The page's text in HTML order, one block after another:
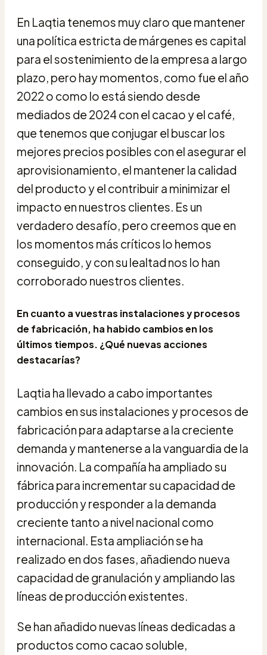
En Laqtia tenemos muy claro que mantener
una política estricta de márgenes es capital
para el sostenimiento de la empresa a largo
plazo, pero hay momentos, como fue el año
2022 o como lo está siendo desde
mediados de 2024 con el cacao y el café,
que tenemos que conjugar el buscar los
mejores precios posibles con el asegurar el
aprovisionamiento, el mantener la calidad
del producto y el contribuir a minimizar el
impacto en nuestros clientes. Es un
verdadero desafío, pero creemos que en
los momentos más críticos lo hemos
conseguido, y con su lealtad nos lo han
corroborado nuestros clientes.
En cuanto a vuestras instalaciones y procesos
de fabricación, ha habido cambios en los
últimos tiempos. ¿Qué nuevas acciones
destacarías?
Laqtia ha llevado a cabo importantes
cambios en sus instalaciones y procesos de
fabricación para adaptarse a la creciente
demanda y mantenerse a la vanguardia de la
innovación. La compañía ha ampliado su
fábrica para incrementar su capacidad de
producción y responder a la demanda
creciente tanto a nivel nacional como
internacional. Esta ampliación se ha
realizado en dos fases, añadiendo nueva
capacidad de granulación y ampliando las
líneas de producción existentes.
Se han añadido nuevas líneas dedicadas a
productos como cacao soluble,